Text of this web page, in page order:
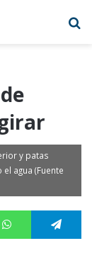
y patas
agua (Fuente
WhatsApp